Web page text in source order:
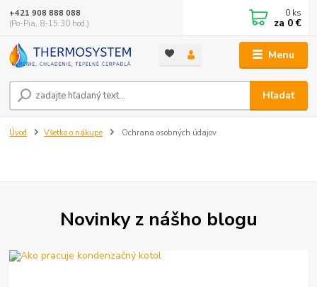
Menu
Hľadať
+421 908 888 088
(Po-Pia, 8-15:30 hod.)
0 ks
za 0 €
Úvod Všetko o nákupe Ochrana osobných údajov
Novinky z nášho blogu